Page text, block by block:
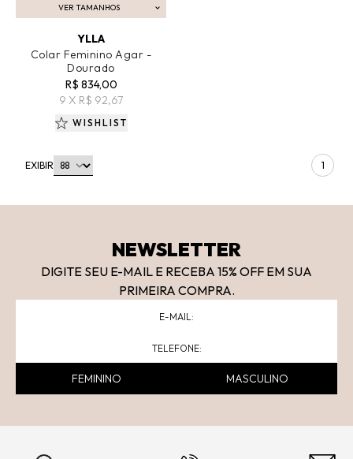
VER TAMANHOS
ADICIONAR AO CARRINHO
YLLA
Colar Feminino Agar -
Dourado
R$ 834,00
9 X R$ 92,67
WISHLIST
EXIBIR 1
NEWSLETTER
DIGITE SEU E-MAIL E RECEBA 15% OFF EM SUA
PRIMEIRA COMPRA.
FEMININO MASCULINO